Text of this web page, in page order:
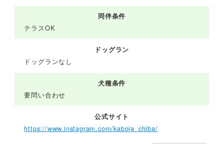
同伴条件
テラスOK
ドッグラン
ドッグランなし
犬種条件
要問い合わせ
公式サイト
https://www.instagram.com/kaboja_chiba/